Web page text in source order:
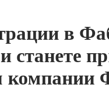
в
станете
компании